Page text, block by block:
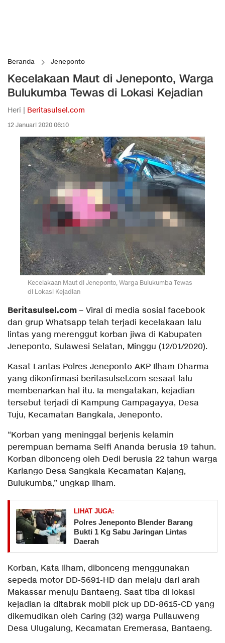
Beranda Jeneponto
Kecelakaan Maut di Jeneponto, Warga
Bulukumba Tewas di Lokasi Kejadian
Heri | Beritasulsel.com
12 Januari 2020 06:10
Kecelakaan Maut di Jeneponto, Warga Bulukumba Tewas
di Lokasi Kejadian
Beritasulsel.com – Viral di media sosial facebook
dan grup Whatsapp telah terjadi kecelakaan lalu
lintas yang merenggut korban jiwa di Kabupaten
Jeneponto, Sulawesi Selatan, Minggu (12/01/2020).
Kasat Lantas Polres Jeneponto AKP Ilham Dharma
yang dikonfirmasi beritasulsel.com sesaat lalu
membenarkan hal itu. Ia mengatakan, kejadian
tersebut terjadi di Kampung Campagayya, Desa
Tuju, Kecamatan Bangkala, Jeneponto.
“Korban yang meninggal berjenis kelamin
perempuan bernama Selfi Ananda berusia 19 tahun.
Korban dibonceng oleh Dedi berusia 22 tahun warga
Kariango Desa Sangkala Kecamatan Kajang,
Bulukumba,” ungkap Ilham.
LIHAT JUGA:
Polres Jeneponto Blender Barang
Bukti 1 Kg Sabu Jaringan Lintas
Daerah
Korban, Kata Ilham, dibonceng menggunakan
sepeda motor DD-5691-HD dan melaju dari arah
Makassar menuju Bantaeng. Saat tiba di lokasi
kejadian ia ditabrak mobil pick up DD-8615-CD yang
dikemudikan oleh Caring (32) warga Pullauweng
Desa Ulugalung, Kecamatan Eremerasa, Bantaeng.